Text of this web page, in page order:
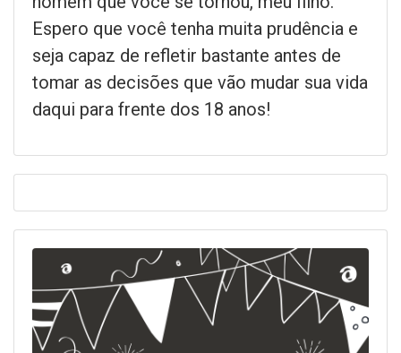
Espero que você tenha muita prudência e
seja capaz de refletir bastante antes de
tomar as decisões que vão mudar sua vida
daqui para frente dos 18 anos!